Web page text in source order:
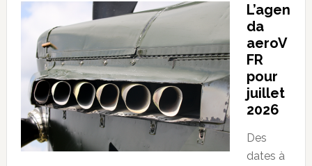
L’agen
da
aeroV
FR
pour
juillet
2026
Des
dates à